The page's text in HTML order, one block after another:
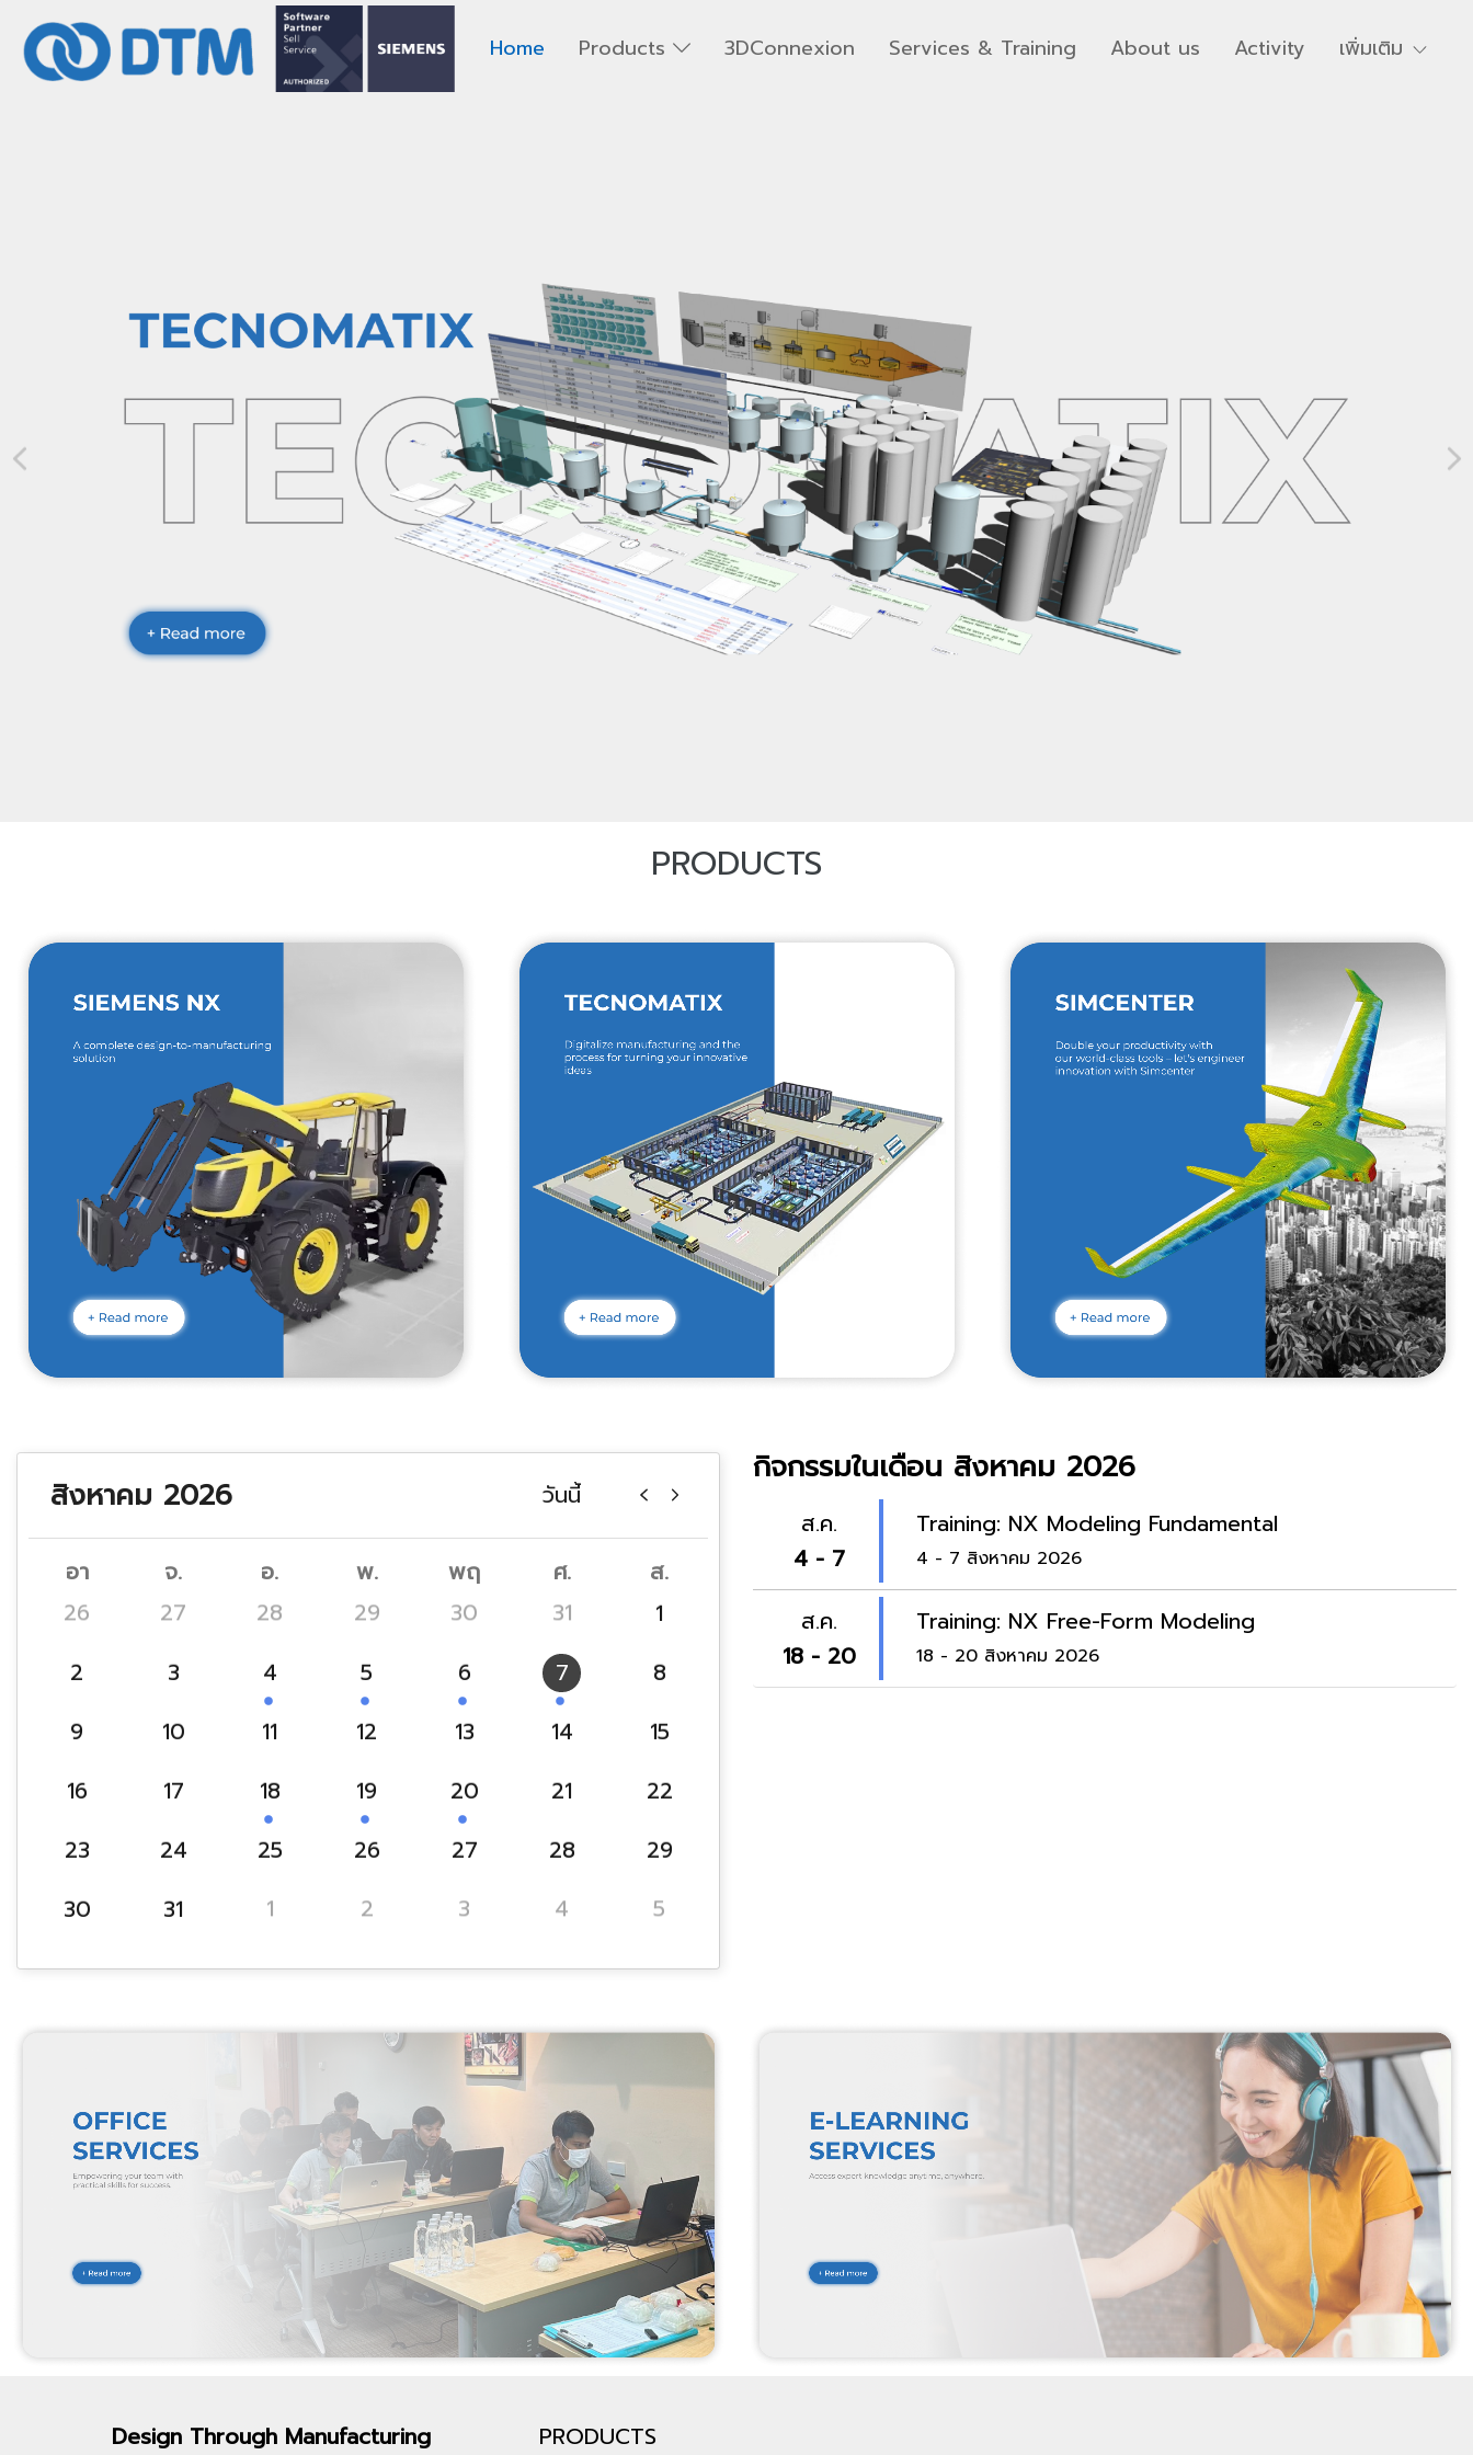
Home Products 3DConnexion Services & Training About us Activity เพิ่มเติม
PRODUCTS
สิงหาคม 2026 วันนี้
อา จ. อ. พ. พฤ ศ.
ส.
26
27 28 29 30 31
1
2
3 4 5 6 7
8
9
10 11 12 13 14
15
16
17 18 19 20 21
22
23
24 25 26 27 28
29
30
31 1 2 3 4 5
กิจกรรมในเดือน สิงหาคม 2026
ส.ค.
4 - 7
Training: NX Modeling Fundamental
4 - 7 สิงหาคม 2026
ส.ค.
18 - 20
Training: NX Free-Form Modeling
18 - 20 สิงหาคม 2026
Design Through Manufacturing
PRODUCTS